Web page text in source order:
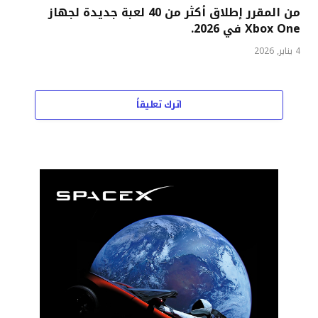
من المقرر إطلاق أكثر من 40 لعبة جديدة لجهاز
Xbox One في 2026.
4 يناير, 2026
اترك تعليقاً